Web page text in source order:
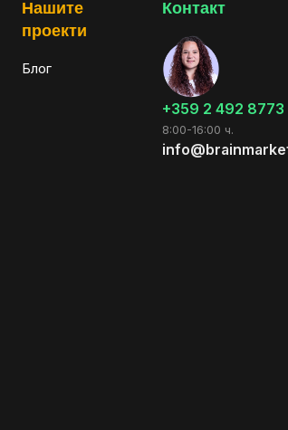
Нашите
проекти
Блог
Контакт
+359 2 492 8773
8:00-16:00 ч.